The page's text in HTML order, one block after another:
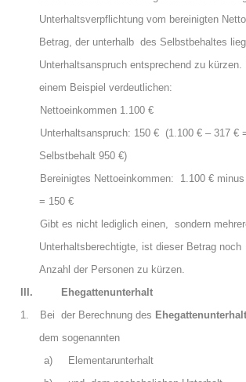
Unterhaltsverpflichtung vom bereinigten
Betrag, der unterhalb des Selbstbehaltes
Unterhaltsanspruch entsprechend zu
einem Beispiel verdeutlichen:
Nettoeinkommen 1.100 €
Unterhaltsanspruch: 150 € (1.100 € – 317 €
Selbstbehalt 950 €)
Bereinigtes Nettoeinkommen: 1.100 €
= 150 €
Gibt es nicht lediglich einen, sondern
Unterhaltsberechtigte, ist dieser Betrag
Anzahl der Personen zu kürzen.
III.
Ehegattenunterhalt
1.
Bei der Berechnung des
dem sogenannten
a)
Elementarunterhalt